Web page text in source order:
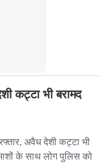
कट्टा भी बरामद
अवैध देशी कट्टा भी
के साथ लोग पुलिस को